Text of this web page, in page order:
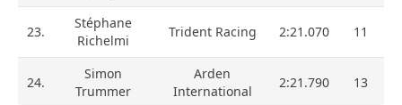
23.
Stéphane
Richelmi
Trident Racing 2:21.070 11
24.
Simon
Trummer
Arden
International
2:21.790 13